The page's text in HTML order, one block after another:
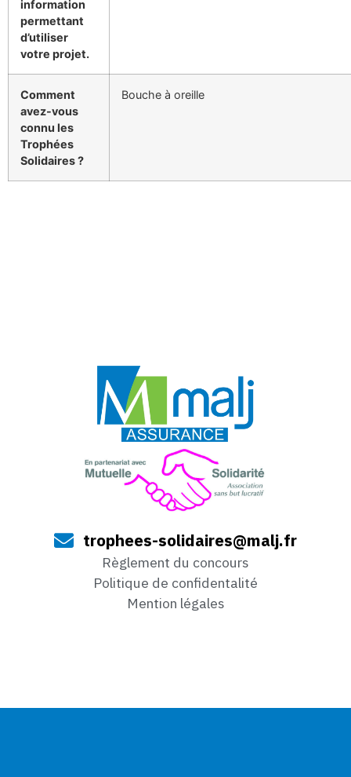
information
permettant
d’utiliser
votre projet.
Comment
avez-vous
connu les
Trophées
Solidaires ?
Bouche à oreille
trophees-solidaires@malj.fr
Règlement du concours
Politique de confidentalité
Mention légales